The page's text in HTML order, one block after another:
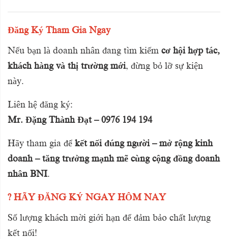
Đăng Ký Tham Gia Ngay
Nếu bạn là doanh nhân đang tìm kiếm cơ hội hợp tác,
khách hàng và thị trường mới, đừng bỏ lỡ sự kiện
này.
Liên hệ đăng ký:
Mr. Đặng Thành Đạt – 0976 194 194
Hãy tham gia để kết nối đúng người – mở rộng kinh
doanh – tăng trưởng mạnh mẽ cùng cộng đồng doanh
nhân BNI.
? HÃY ĐĂNG KÝ NGAY HÔM NAY
Số lượng khách mời giới hạn để đảm bảo chất lượng
kết nối!